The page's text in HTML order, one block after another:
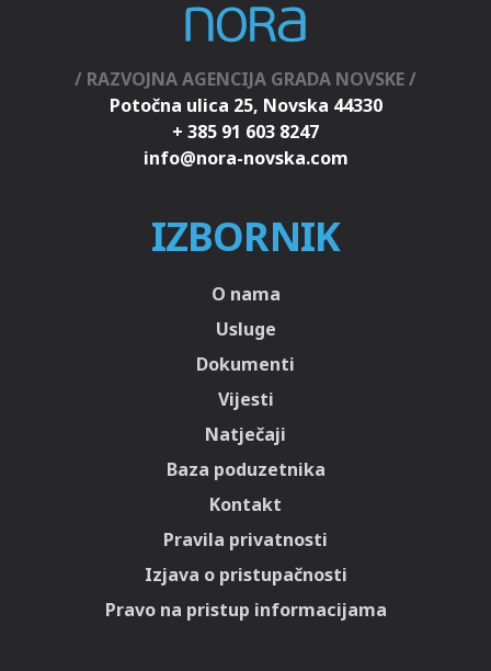
/ RAZVOJNA AGENCIJA GRADA NOVSKE /
Potočna ulica 25, Novska 44330
+ 385 91 603 8247
IZBORNIK
O nama
Usluge
Dokumenti
Vijesti
Natječaji
Baza poduzetnika
Kontakt
Pravila privatnosti
Izjava o pristupačnosti
Pravo na pristup informacijama